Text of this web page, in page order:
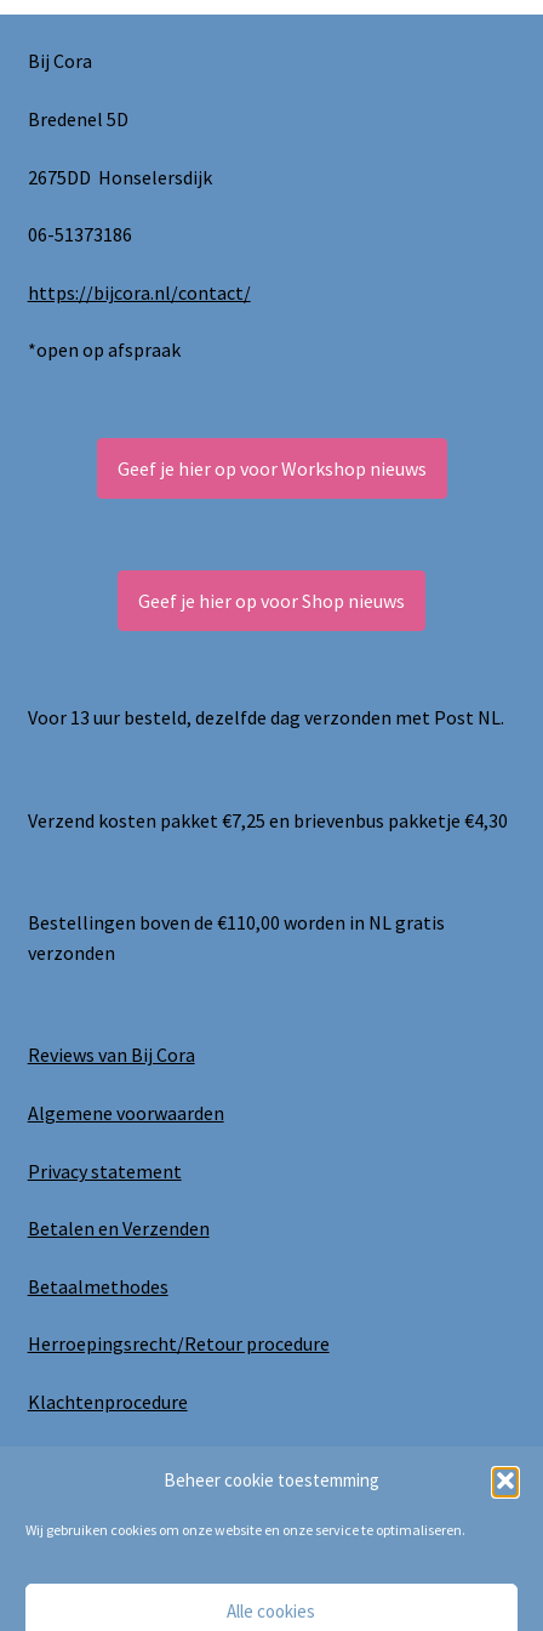
Beheer cookie toestemming
Wij gebruiken cookies om onze website en onze service te optimaliseren.
Alle cookies
Bij Cora
Bredenel 5D
2675DD Honselersdijk
06-51373186
https://bijcora.nl/contact/
*open op afspraak
Geef je hier op voor Workshop nieuws
Geef je hier op voor Shop nieuws
Voor 13 uur besteld, dezelfde dag verzonden met Post NL.
Verzend kosten pakket €7,25 en brievenbus pakketje €4,30
Bestellingen boven de €110,00 worden in NL gratis
verzonden
Reviews van Bij Cora
Algemene voorwaarden
Privacy statement
Betalen en Verzenden
Betaalmethodes
Herroepingsrecht/Retour procedure
Klachtenprocedure